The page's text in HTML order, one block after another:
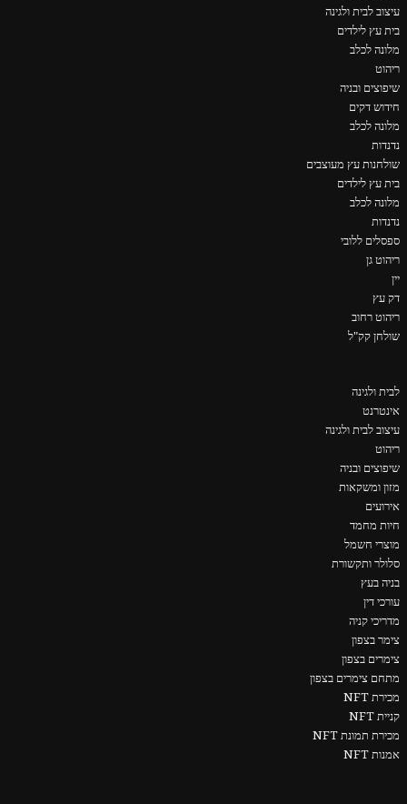
עיצוב לבית ולגינה
בית עץ לילדים
מלונה לכלב
ריהוט
שיפוצים ובניה
חידוש דקים
מלונה לכלב
נדנדות
שולחנות עץ מעוצבים
בית עץ לילדים
מלונה לכלב
נדנדות
ספסלים ללובי
ריהוט גן
יין
דק עץ
ריהוט רחוב
שולחן קק"ל
לבית ולגינה
אינטרנט
עיצוב לבית ולגינה
ריהוט
שיפוצים ובניה
מזון ומשקאות
אירועים
חיות מחמד
מוצרי חשמל
סלולר ותקשורת
בניה בעץ
עורכי דין
מדריכי קניה
צימר בצפון
צימרים בצפון
מתחם צימרים בצפון
מכירת NFT
קניית NFT
מכירת תמונת NFT
אמנות NFT